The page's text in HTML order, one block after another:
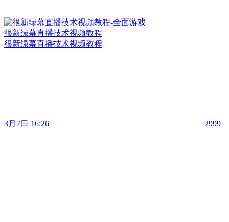
很新绿幕直播技术视频教程
很新绿幕直播技术视频教程
3月7日 16:26 2999